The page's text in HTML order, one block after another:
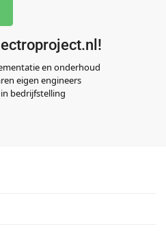
en onderhoud
eigen engineers
bedrijfstelling